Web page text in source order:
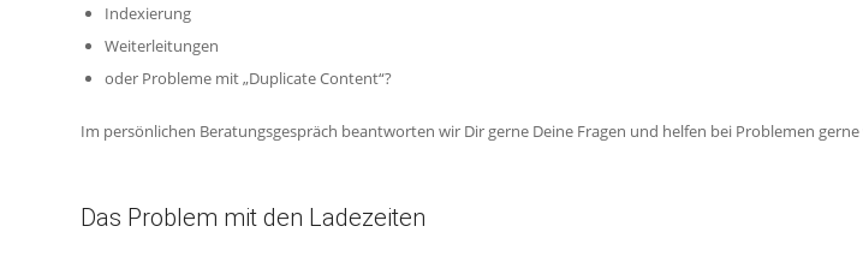
Indexierung
Weiterleitungen
oder Probleme mit „Duplicate Content“?
Im persönlichen Beratungsgespräch beantworten wir Dir gerne Deine Fragen und helfen bei Problemen
Das Problem mit den Ladezeiten